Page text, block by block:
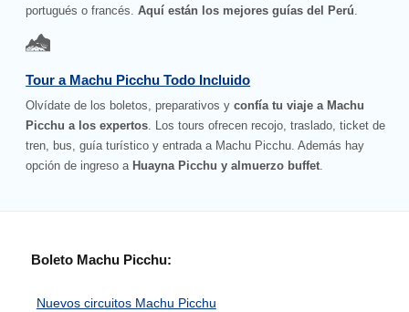
portugués o francés.Aquí están los mejores guías del Perú
Tour a Machu Picchu Todo Incluido
Olvídate de los boletos, preparativos yconfía tu viaje a Machu
Picchu a los expertos. Los tours ofrecen recojo, traslado, ticket de
tren, bus, guía turístico y entrada a Machu Picchu. Además hay
opción de ingreso a Huayna Picchu y almuerzo buffet.
Boleto Machu Picchu:
Nuevos circuitos Machu Picchu